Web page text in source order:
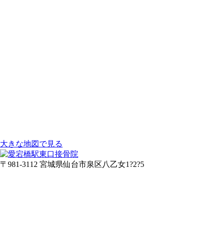
大きな地図で見る
〒981-3112 宮城県仙台市泉区八乙女1?2?5